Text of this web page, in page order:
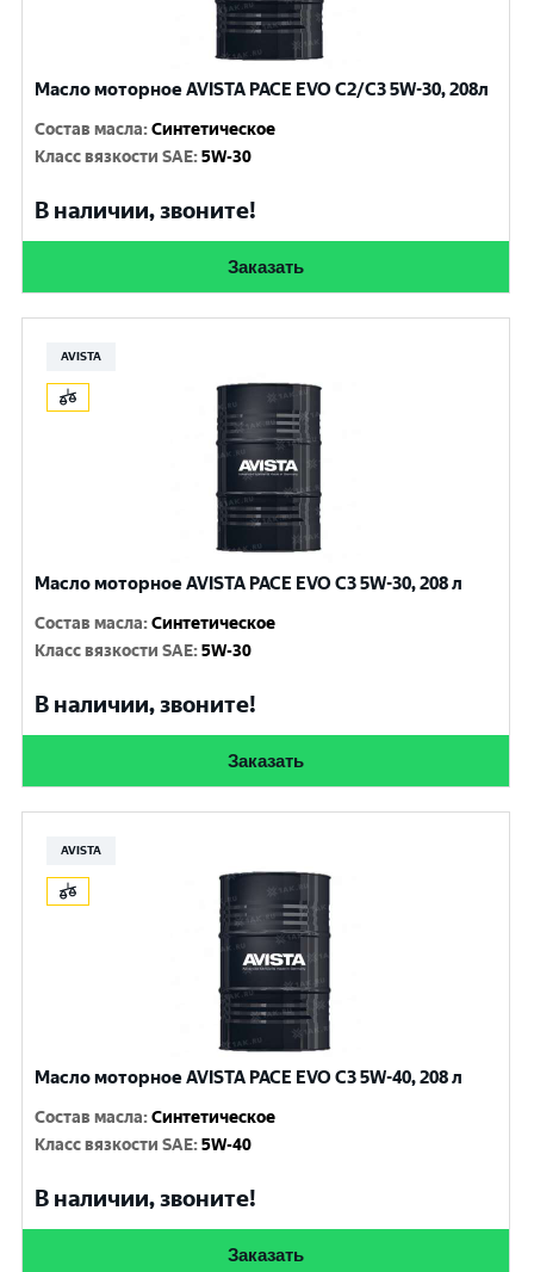
Масло моторное AVISTA PACE EVO C2/C3 5W-30, 208л
Состав масла:Синтетическое
Класс вязкости SAE:5W-30
В наличии, звоните!
Заказать
AVISTA
Масло моторное AVISTA PACE EVO C3 5W-30, 208 л
Состав масла:Синтетическое
Класс вязкости SAE:5W-30
В наличии, звоните!
Заказать
AVISTA
Масло моторное AVISTA PACE EVO C3 5W-40, 208 л
Состав масла:Синтетическое
Класс вязкости SAE:5W-40
В наличии, звоните!
Заказать